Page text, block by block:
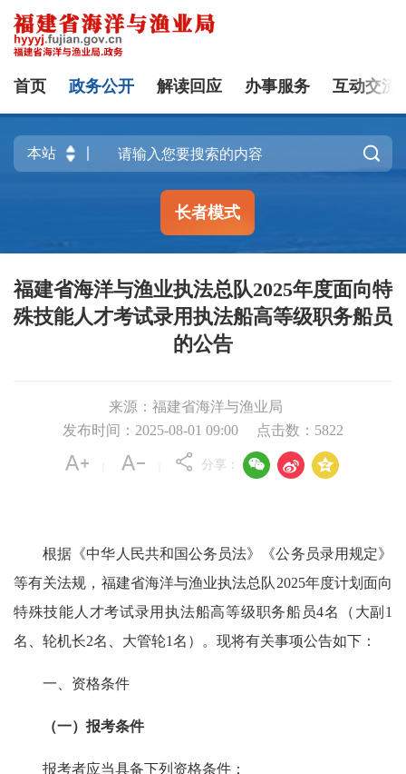
首页 政务公开 解读回应 办事服务 互动交流

长者模式
福建省海洋与渔业执法总队2025年度面向特
殊技能人才考试录用执法船高等级职务船员
的公告
来源：福建省海洋与渔业局
发布时间：2025-08-01 09:00
点击数： 5822
分享：   
根据《中华人民共和国公务员法》《公务员录用规定》
等有关法规，福建省海洋与渔业执法总队2025年度计划面向
特殊技能人才考试录用执法船高等级职务船员4名（大副1
名、轮机长2名、大管轮1名）。现将有关事项公告如下：
一、资格条件
（一）报考条件
报考者应当具备下列资格条件：